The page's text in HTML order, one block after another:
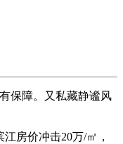
保障。又私藏静谧风
房价冲击20万/㎡，